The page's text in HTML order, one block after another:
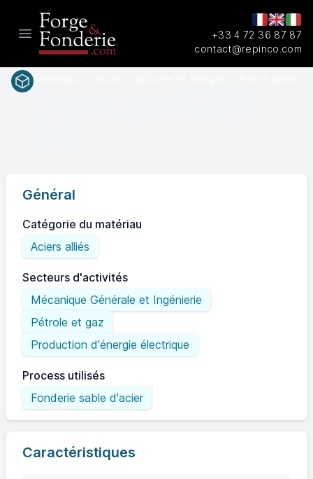
Open main menu
+33 4 72 36 87 87
contact@repinco.com
Général
Catégorie du matériau
Aciers alliés
Secteurs d'activités
Mécanique Générale et Ingénierie
Pétrole et gaz
Production d'énergie électrique
Process utilisés
Fonderie sable d'acier
Caractéristiques